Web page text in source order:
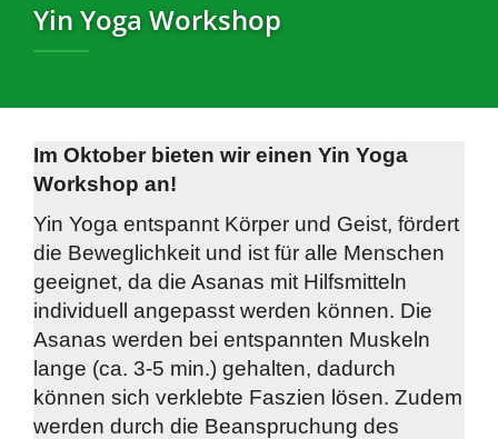
Yin Yoga Workshop
Im Oktober bieten wir einen Yin Yoga
Workshop an!
Yin Yoga entspannt Körper und Geist, fördert
die Beweglichkeit und ist für alle Menschen
geeignet, da die Asanas mit Hilfsmitteln
individuell angepasst werden können. Die
Asanas werden bei entspannten Muskeln
lange (ca. 3-5 min.) gehalten, dadurch
können sich verklebte Faszien lösen. Zudem
werden durch die Beanspruchung des